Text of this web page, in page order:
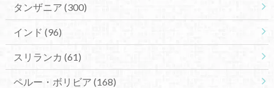
タンザニア (300)
インド (96)
スリランカ (61)
ペルー・ボリビア (168)